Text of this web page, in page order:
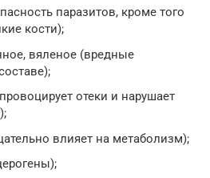
паразитов, кроме того
кости);
вяленое (вредные
отеки и нарушает
влияет на метаболизм);